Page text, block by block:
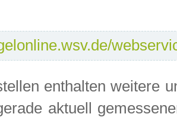
enthalten weitere
aktuell